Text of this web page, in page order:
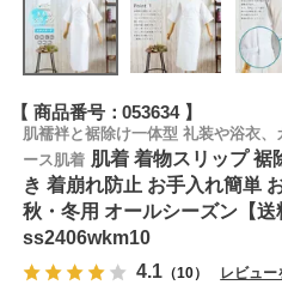
商品番号 053634
肌襦袢と裾除け一体型 礼装や浴衣
ース肌着 肌着 着物スリップ 裾
き 着崩れ防止 お手入れ簡単
秋・冬用 オールシーズン【送
ss2406wkm10
4.1 （10） レビュー